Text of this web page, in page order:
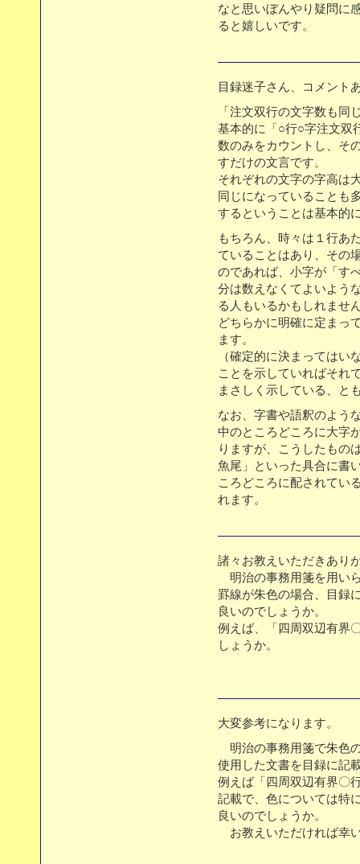
なと思いぼんやり疑問に
ると嬉しいです。
目録迷子さん、コメント
「注文双行の文字数も同
基本的に「○行○字注文双
数のみをカウントし、そ
すだけの文言です。
それぞれの文字の字高は
同じになっていることも
するということは基本的
もちろん、時々は１行あ
ていることはあり、その
のであれば、小字が「す
分は数えなくてよいよう
る人もいるかもしれませ
どちらかに明確に定まっ
ます。
（確定的に決まってはい
ことを示していればそれ
まさしく示している、と
なお、字書や語釈のよう
中のところどころに大字
りますが、こうしたもの
魚尾」といった具合に書
ころどころに配されてい
れます。
諸々お教えいただきあり
明治の事務用箋を用い
罫線が朱色の場合、目録
良いのでしょうか。
例えば、「四周双辺有界
しょうか。
大変参考になります。
明治の事務用箋で朱色
使用した文書を目録に記
例えば「四周双辺有界〇
記載で、色については特
良いのでしょうか。
お教えいただければ幸